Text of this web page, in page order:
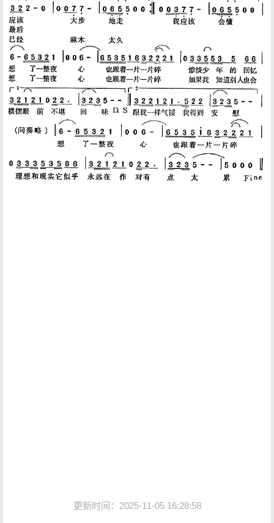
更新时间：2025-11-05 16:28:58